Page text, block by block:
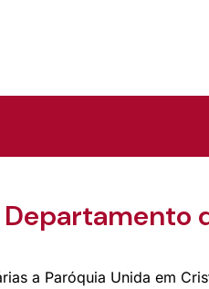
Departamento
a Paróquia Unida em